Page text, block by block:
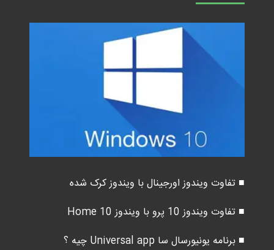
■ تفاوت ویندوز اورجینال با ویندوز کرک شده
■ تفاوت ویندوز 10 پرو با ویندوز 10 Home
■ برنامه یونیورسال سا Universal app چیه ؟